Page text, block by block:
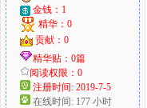
金钱：1
精华：0
贡献：0
精华贴：0篇
阅读权限：0
注册时间: 2019-7-5
在线时间: 177 小时